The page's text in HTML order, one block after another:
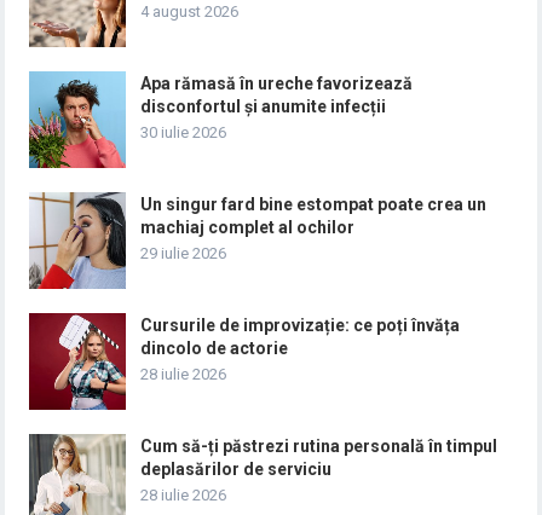
4 august 2026
Apa rămasă în ureche favorizează
disconfortul și anumite infecții
30 iulie 2026
Un singur fard bine estompat poate crea un
machiaj complet al ochilor
29 iulie 2026
Cursurile de improvizație: ce poți învăța
dincolo de actorie
28 iulie 2026
Cum să-ți păstrezi rutina personală în timpul
deplasărilor de serviciu
28 iulie 2026